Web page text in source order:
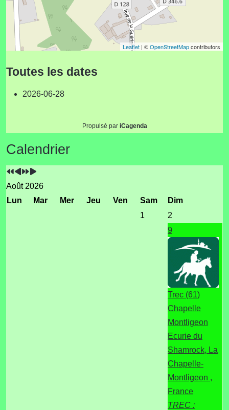
Leaflet | ©OpenStreetMapcontributors
Toutes les dates
2026-06-28
Propulsé par iCagenda
Calendrier
Année
précédente
Mois
précédent
Année
suivante
suivant
Août 2026
Lun
Mar Mer Jeu Ven Sam
Dim
1
2
9
Trec (61)
Chapelle
Montligeon
Ecurie du
Shamrock, La
Chapelle-
Montligeon ,
France
TREC :